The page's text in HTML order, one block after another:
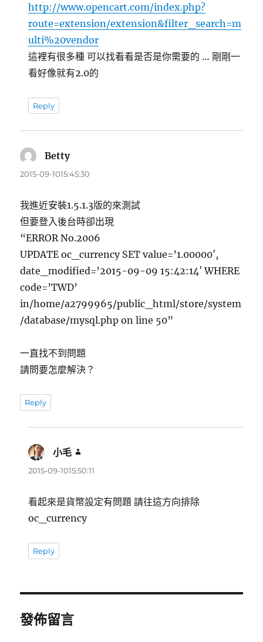
http://www.opencart.com/index.php?
route=extension/extension&filter_search=m
ulti%20vendor
這裡有很多種 可以找看看是否是你需要的 … 剛剛一
看好像就有2.0的
Reply
Betty表
示:
2015-09-1015:45:30
我進近安裝1.5.1.3版的來測試
但要登入後台時卻出現
“ERROR No.2006
UPDATE oc_currency SET value=’1.00000′,
date_modified=’2015-09-09 15:42:14′ WHERE
code=’TWD’
in/home/a2799965/public_html/store/system
/database/mysql.php on line 50”
一直找不到問題
請問要怎麼解決？
Reply
小毛
示:
2015-09-1015:50:11
看起來是貨幣設定有問題 請往這方向排除
oc_currency
Reply
發佈留言